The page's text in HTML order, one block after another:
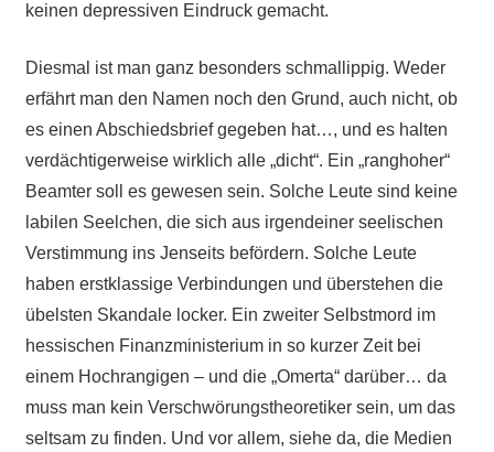
keinen depressiven Eindruck gemacht.
Diesmal ist man ganz besonders schmallippig. Weder
erfährt man den Namen noch den Grund, auch nicht, ob
es einen Abschiedsbrief gegeben hat…, und es halten
verdächtigerweise wirklich alle „dicht“. Ein „ranghoher“
Beamter soll es gewesen sein. Solche Leute sind keine
labilen Seelchen, die sich aus irgendeiner seelischen
Verstimmung ins Jenseits befördern. Solche Leute
haben erstklassige Verbindungen und überstehen die
übelsten Skandale locker. Ein zweiter Selbstmord im
hessischen Finanzministerium in so kurzer Zeit bei
einem Hochrangigen – und die „Omerta“ darüber… da
muss man kein Verschwörungstheoretiker sein, um das
seltsam zu finden. Und vor allem, siehe da, die Medien